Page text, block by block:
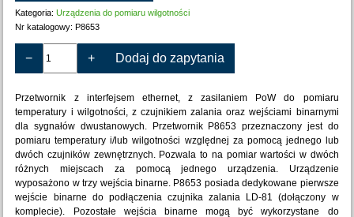
Kategoria:Urządzenia do pomiaru wilgotności
Nr katalogowy:P8653
− + Dodaj do zapytania
Przetwornik z interfejsem ethernet, z zasilaniem PoW do pomiaru
temperatury i wilgotności, z czujnikiem zalania oraz wejściami binarnymi
dla sygnałów dwustanowych. Przetwornik P8653 przeznaczony jest do
pomiaru temperatury i/lub wilgotności względnej za pomocą jednego lub
dwóch czujników zewnętrznych. Pozwala to na pomiar wartości w dwóch
różnych miejscach za pomocą jednego urządzenia. Urządzenie
wyposażono w trzy wejścia binarne. P8653 posiada dedykowane pierwsze
wejście binarne do podłączenia czujnika zalania LD-81 (dołączony w
komplecie). Pozostałe wejścia binarne mogą być wykorzystane do